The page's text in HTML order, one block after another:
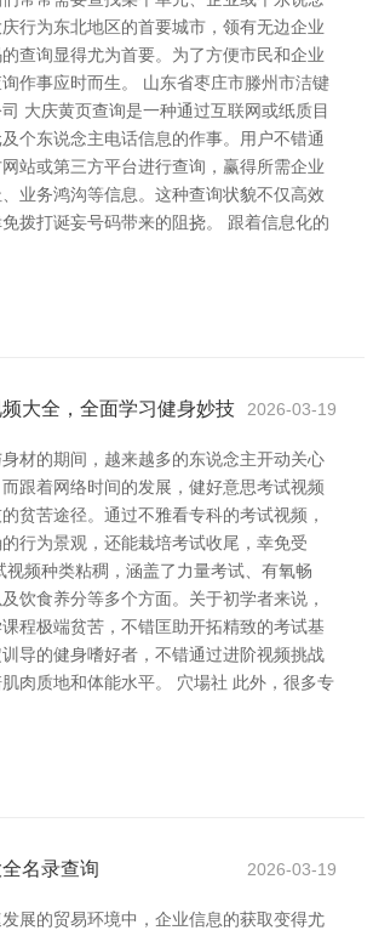
行为东北地区的首要城市，领有无边企业
查询显得尤为首要。为了方便市民和企业
作事应时而生。 山东省枣庄市滕州市洁键
大庆黄页查询是一种通过互联网或纸质目
个东说念主电话信息的作事。用户不错通
站或第三方平台进行查询，赢得所需企业
业务鸿沟等信息。这种查询状貌不仅高效
拨打诞妄号码带来的阻挠。 跟着信息化的
大全，全面学习健身妙技 2026-03-19
材的期间，越来越多的东说念主开动关心
跟着网络时间的发展，健好意思考试视频
贫苦途径。通过不雅看专科的考试视频，
行为景观，还能栽培考试收尾，幸免受
视频种类粘稠，涵盖了力量考试、有氧畅
饮食养分等多个方面。关于初学者来说，
程极端贫苦，不错匡助开拓精致的考试基
导的健身嗜好者，不错通过进阶视频挑战
肉质地和体能水平。 穴場社 此外，很多专
名录查询 2026-03-19
展的贸易环境中，企业信息的获取变得尤